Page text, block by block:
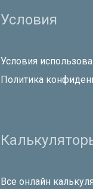
Условия
Условия
Политика
Все онлайн